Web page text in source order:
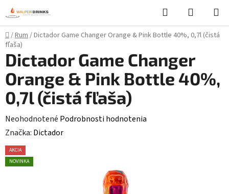
Prejsť
na
obsah
Hľadať
KOŠÍK
Domov
/Rum/Dictador Game Changer Orange & Pink Bottle 40%, 0,7l (čistá
fľaša)
Dictador Game Changer
Orange & Pink Bottle 40%,
0,7l (čistá fľaša)
Priemerné
hodnotenie
produktu
je
Neohodnotené Podrobnosti hodnotenia
Značka: Dictador
AKCIA
NOVINKA